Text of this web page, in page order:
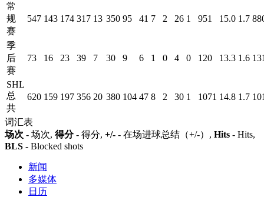
常
规
赛
547 143 174 317 13 350 95 41 7 2 26 1 951 15.0 1.7
季
后
赛
73 16 23 39 7 30 9 6 1 0 4 0 120 13.3 1.6
SHL
总
共
620 159 197 356 20 380 104 47 8 2 30 1 1071 14.8 1.7
词汇表
场次 - 场次, 得分- 得分, +/- - 在场进球总结（+/-）, Hits - Hits,
BLS - Blocked shots
新闻
多媒体
日历